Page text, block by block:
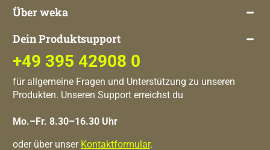
Über weka
Dein Produktsupport
+49 395 42908 0
für allgemeine Fragen und Unterstützung zu unseren
Produkten. Unseren Support erreichst du
Mo.–Fr. 8.30–16.30 Uhr
oder über unser Kontaktformular.